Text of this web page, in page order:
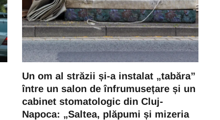
Un om al străzii și-a instalat „tabăra”
între un salon de înfrumusețare și un
cabinet stomatologic din Cluj-
Napoca: „Saltea, plăpumi și mizeria